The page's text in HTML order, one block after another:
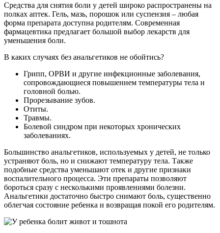
Средства для снятия боли у детей широко распространены на
полках аптек. Гель, мазь, порошок или суспензия – любая
форма препарата доступна родителям. Современная
фармацевтика предлагает большой выбор лекарств для
уменьшения боли.
В каких случаях без анальгетиков не обойтись?
Грипп, ОРВИ и другие инфекционные заболевания,
сопровождающиеся повышением температуры тела и
головной болью.
Прорезывание зубов.
Отиты.
Травмы.
Болевой синдром при некоторых хронических
заболеваниях.
Большинство анальгетиков, используемых у детей, не только
устраняют боль, но и снижают температуру тела. Также
подобные средства уменьшают отек и другие признаки
воспалительного процесса. Эти препараты позволяют
бороться сразу с несколькими проявлениями болезни.
Анальгетики достаточно быстро снимают боль, существенно
облегчая состояние ребенка и возвращая покой его родителям.